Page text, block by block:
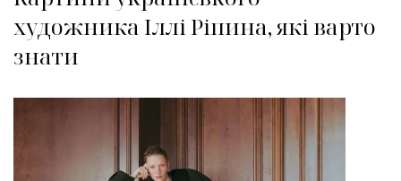
художника Іллі Ріпина, які варто
знати